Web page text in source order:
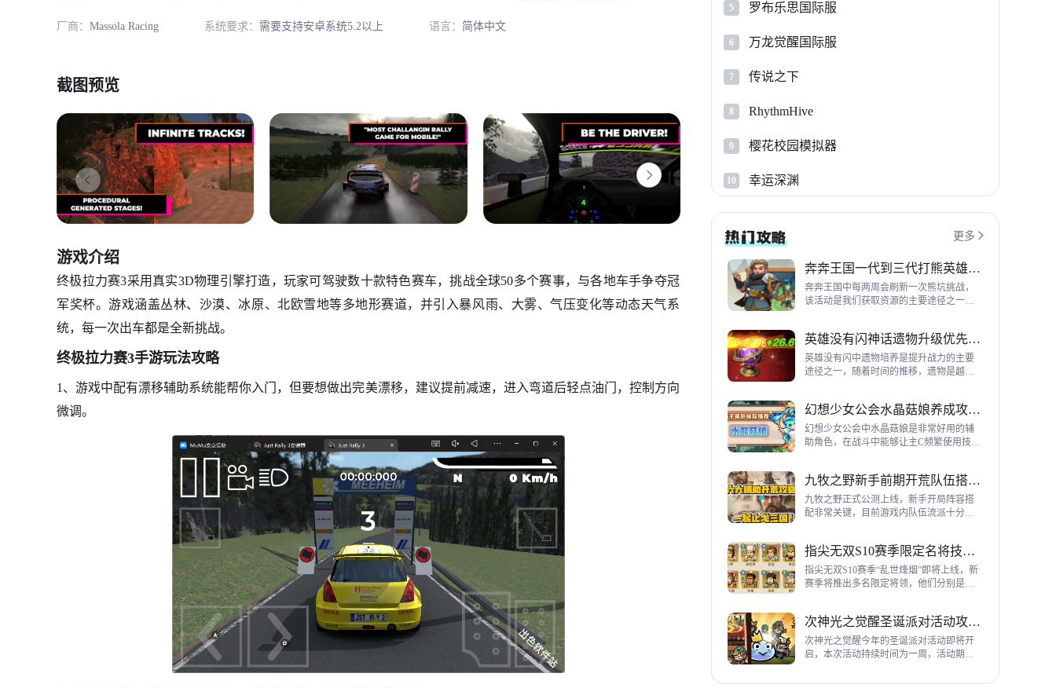
厂商： Massola Racing 系统要求： 需要支持安卓系统5.2以上 语言： 简体中文
截图预览
游戏介绍
终极拉力赛3采用真实3D物理引擎打造，玩家可驾驶数十款特色赛车，挑战全球50多个赛事，与各地车手争夺冠
军奖杯。游戏涵盖丛林、沙漠、冰原、北欧雪地等多地形赛道，并引入暴风雨、大雾、气压变化等动态天气系
统，每一次出车都是全新挑战。
终极拉力赛3手游玩法攻略
1、游戏中配有漂移辅助系统能帮你入门，但要想做出完美漂移，建议提前减速，进入弯道后轻点油门，控制方向
微调。
5 罗布乐思国际服
6 万龙觉醒国际服
7 传说之下
8 RhythmHive
9 樱花校园模拟器
10 幸运深渊
更多 
奔奔王国一代到三代打熊英雄推荐
奔奔王国中每两周会刷新一次熊坑挑战，
该活动是我们获取资源的主要途径之一，
到三代打熊英雄选择建议，各位参考一
下。
英雄没有闪神话遗物升级优先级指南
英雄没有闪中遗物培养是提升战力的主要
途径之一，随着时间的推移，遗物是越来
神话遗物升级优先级建议。
幻想少女公会水晶菇娘养成攻略详解
幻想少女公会中水晶菇娘是非常好用的辅
助角色，在战斗中能够让主C频繁使用技
成全方位指南，大家来看看吧。
九牧之野新手前期开荒队伍搭配指南
九牧之野正式公测上线，新手开局阵容搭
配非常关键，目前游戏内队伍流派十分丰
前期开荒阵容搭配详细攻略。
指尖无双S10赛季限定名将技能一览
指尖无双S10赛季“乱世烽烟”即将上线，新
赛季将推出多名限定将领，他们分别是：
了解一下吧。
次神光之觉醒圣诞派对活动攻略指南
次神光之觉醒今年的圣诞派对活动即将开
启，本次活动持续时间为一周，活动期间
来提升活动等级领取对应奖励，下面为大